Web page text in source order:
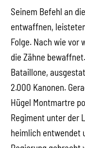
Seinem Befehl an
entwaffnen,
Folge. Nach wie vor
die Zähne
Bataillone,
2.000 Kanonen.
Hügel Montmartre
Regiment unter der
heimlich entwendet